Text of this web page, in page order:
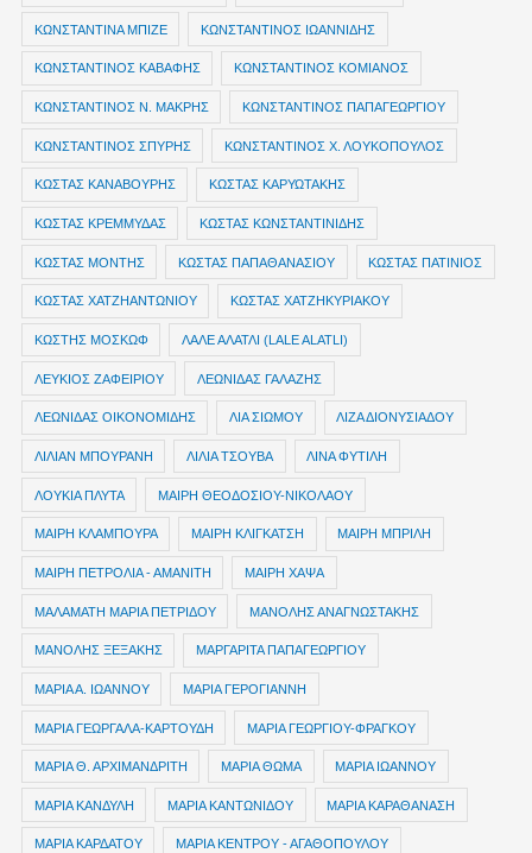
ΚΩΝΣΤΑΝΤΙΝΑ ΜΠΙΖΕ ΚΩΝΣΤΑΝΤΙΝΟΣ ΙΩΑΝΝΙΔΗΣ
ΚΩΝΣΤΑΝΤΙΝΟΣ ΚΑΒΑΦΗΣ ΚΩΝΣΤΑΝΤΙΝΟΣ ΚΟΜΙΑΝΟΣ
ΚΩΝΣΤΑΝΤΙΝΟΣ Ν. ΜΑΚΡΗΣ ΚΩΝΣΤΑΝΤΙΝΟΣ ΠΑΠΑΓΕΩΡΓΙΟΥ
ΚΩΝΣΤΑΝΤΙΝΟΣ ΣΠΥΡΗΣ ΚΩΝΣΤΑΝΤΙΝΟΣ Χ. ΛΟΥΚΟΠΟΥΛΟΣ
ΚΩΣΤΑΣ ΚΑΝΑΒΟΥΡΗΣ ΚΩΣΤΑΣ ΚΑΡΥΩΤΑΚΗΣ
ΚΩΣΤΑΣ ΚΡΕΜΜΥΔΑΣ ΚΩΣΤΑΣ ΚΩΝΣΤΑΝΤΙΝΙΔΗΣ
ΚΩΣΤΑΣ ΜΟΝΤΗΣ ΚΩΣΤΑΣ ΠΑΠΑΘΑΝΑΣΙΟΥ ΚΩΣΤΑΣ ΠΑΤΙΝΙΟΣ
ΚΩΣΤΑΣ ΧΑΤΖΗΑΝΤΩΝΙΟΥ ΚΩΣΤΑΣ ΧΑΤΖΗΚΥΡΙΑΚΟΥ
ΚΩΣΤΗΣ ΜΟΣΚΩΦ ΛΑΛΕ ΑΛΑΤΛΙ (LALE ALATLI)
ΛΕΥΚΙΟΣ ΖΑΦΕΙΡΙΟΥ ΛΕΩΝΙΔΑΣ ΓΑΛΑΖΗΣ
ΛΕΩΝΙΔΑΣ ΟΙΚΟΝΟΜΙΔΗΣ ΛΙΑ ΣΙΩΜΟΥ ΛΙΖΑ ΔΙΟΝΥΣΙΑΔΟΥ
ΛΙΛΙΑΝ ΜΠΟΥΡΑΝΗ ΛΙΛΙΑ ΤΣΟΥΒΑ ΛΙΝΑ ΦΥΤΙΛΗ
ΛΟΥΚΙΑ ΠΛΥΤΑ ΜΑΙΡΗ ΘΕΟΔΟΣΙΟΥ-ΝΙΚΟΛΑΟΥ
ΜΑΙΡΗ ΚΛΑΜΠΟΥΡΑ ΜΑΙΡΗ ΚΛΙΓΚΑΤΣΗ ΜΑΙΡΗ ΜΠΡΙΛΗ
ΜΑΙΡΗ ΠΕΤΡΟΛΙΑ - ΑΜΑΝΙΤΗ ΜΑΙΡΗ ΧΑΨΑ
ΜΑΛΑΜΑΤΗ ΜΑΡΙΑ ΠΕΤΡΙΔΟΥ ΜΑΝΟΛΗΣ ΑΝΑΓΝΩΣΤΑΚΗΣ
ΜΑΝΟΛΗΣ ΞΕΞΑΚΗΣ ΜΑΡΓΑΡΙΤΑ ΠΑΠΑΓΕΩΡΓΙΟΥ
ΜΑΡΙΑ Α. ΙΩΑΝΝΟΥ ΜΑΡΙΑ ΓΕΡΟΓΙΑΝΝΗ
ΜΑΡΙΑ ΓΕΩΡΓΑΛΑ-ΚΑΡΤΟΥΔΗ ΜΑΡΙΑ ΓΕΩΡΓΙΟΥ-ΦΡΑΓΚΟΥ
ΜΑΡΙΑ Θ. ΑΡΧΙΜΑΝΔΡΙΤΗ ΜΑΡΙΑ ΘΩΜΑ ΜΑΡΙΑ ΙΩΑΝΝΟΥ
ΜΑΡΙΑ ΚΑΝΔΥΛΗ ΜΑΡΙΑ ΚΑΝΤΩΝΙΔΟΥ ΜΑΡΙΑ ΚΑΡΑΘΑΝΑΣΗ
ΜΑΡΙΑ ΚΑΡΔΑΤΟΥ ΜΑΡΙΑ ΚΕΝΤΡΟΥ - ΑΓΑΘΟΠΟΥΛΟΥ